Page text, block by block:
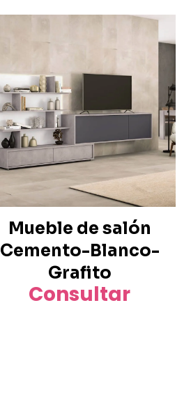
Mueble de salón
Cemento-Blanco-
Grafito
Consultar